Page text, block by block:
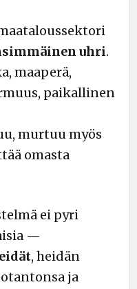
uhri.
maaperä,
paikallinen
murtuu myös
omasta
ei pyri
—
, heidän
ja